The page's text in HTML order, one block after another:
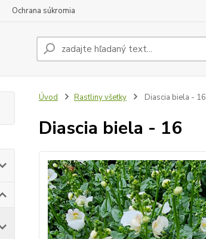
Ochrana súkromia
Úvod Rastliny všetky Diascia biela - 16
Diascia biela - 16